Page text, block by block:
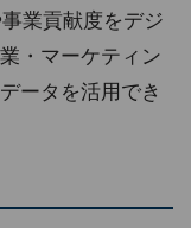
業貢献度をデジ
・マーケティン
ータを活用でき